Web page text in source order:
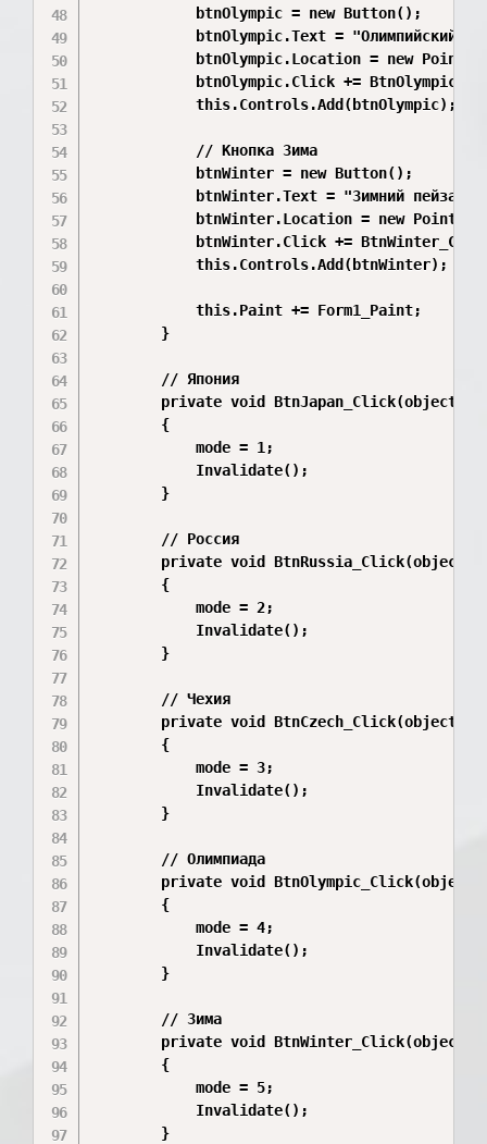
            btnOlympic = new Button();
btnOlympic.Text = "Олимпийский
btnOlympic.Location = new
btnOlympic.Click +=
            this.Controls.Add(btnOlympic);
            // Кнопка Зима
            btnWinter = new Button();
            btnWinter.Text = "Зимний пейзаж";
btnWinter.Location = new
btnWinter.Click +=
            this.Controls.Add(btnWinter);
            this.Paint += Form1_Paint;
        }
        // Япония
private void BtnJapan_Click(object
        {
            mode = 1;
            Invalidate();
        }
        // Россия
private void BtnRussia_Click(object
        {
            mode = 2;
            Invalidate();
        }
        // Чехия
private void BtnCzech_Click(object
        {
            mode = 3;
            Invalidate();
        }
        // Олимпиада
private void BtnOlympic_Click(object
        {
            mode = 4;
            Invalidate();
        }
        // Зима
private void BtnWinter_Click(object
        {
            mode = 5;
            Invalidate();
        }